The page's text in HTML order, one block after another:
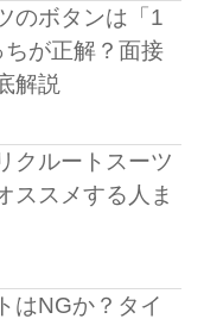
のボタンは「1
が正解？面接
解説
クルートスーツ
ススメする人ま
はNGか？タイ